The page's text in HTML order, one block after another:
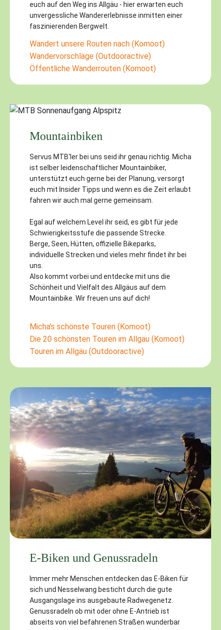
euch auf den Weg ins Allgäu - hier erwarten euch
unvergessliche Wandererlebnisse inmitten einer
faszinierenden Bergwelt.
Wandert unsere Routen nach (Komoot)
Wandervorschläge (Outdooractive)
Öffentliche Wanderrouten (Komoot)
Mountainbiken
Servus MTB'ler bei uns seid ihr genau richtig. Micha
ist selber leidenschaftlicher Mountainbiker,
unterstützt euch gerne bei der Planung, versorgt
euch mit Insider Tipps und wenn es die Zeit erlaubt
fahren wir auch mal gerne gemeinsam.
Egal auf welchem Level ihr seid, es gibt für jede
Schwierigkeitsstufe die passende Strecke.
Berge, Seen, Hütten, offizielle Bikeparks,
individuelle Strecken und vieles mehr findet ihr bei
uns.
Also kommt vorbei und entdecke mit uns die
Schönheit und Vielfalt des Allgäus auf dem
Mountainbike. Wir freuen uns auf dich!
Micha's schönste Touren (Komoot)
Die 20 schönsten Touren im Allgäu (Komoot)
Touren im Allgäu (Outdooractive)
E-Biken und Genussradeln
Immer mehr Menschen entdecken das E-Biken für
sich und Nesselwang besticht durch die gute
Ausgangslage ins ausgebaute Radwegenetz.
Genussradeln ob mit oder ohne E-Antrieb ist
abseits von viel befahrenen Straßen wunderbar